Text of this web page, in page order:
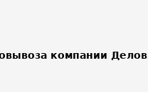
компании